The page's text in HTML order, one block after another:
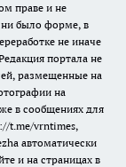
праве и не
ни было форме, в
не иначе
портала не
размещенные на
на
в сообщениях для
t.me/vrntimes,
автоматически
и на страницах в